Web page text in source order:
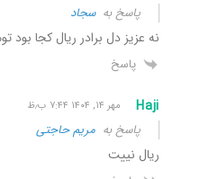
پاسخ بهسجاد
نه عزیز دل برادر ریال کجا
پاسخ
Haji مهر ۱۴, ۱۴۰۴ ۷:۴۴ ب٫ظ
پاسخ به مریم حاجتی
ریال نییت